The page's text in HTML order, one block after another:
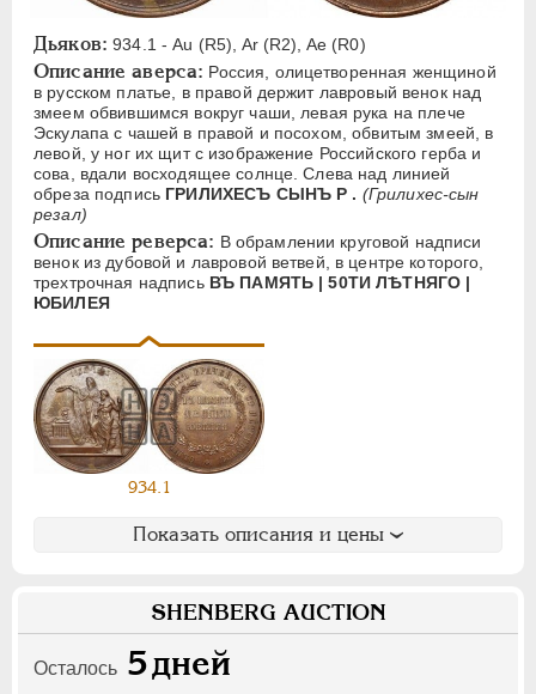
Дьяков: 934.1 - Au (R5), Ar (R2), Ae (R0)
Описание аверса: Россия, олицетворенная женщиной
в русском платье, в правой держит лавровый венок над
змеем обвившимся вокруг чаши, левая рука на плече
Эскулапа с чашей в правой и посохом, обвитым змеей, в
левой, у ног их щит с изображение Российского герба и
сова, вдали восходящее солнце. Слева над линией
обреза подпись ГРИЛИХЕСЪ СЫНЪ Р . (Грилихес-сын
резал)
Описание реверса: В обрамлении круговой надписи
венок из дубовой и лавровой ветвей, в центре которого,
трехтрочная надпись ВЪ ПАМЯТЬ | 50ТИ ЛѢТНЯГО |
ЮБИЛЕЯ
934.1
Показать описания и цены
SHENBERG AUCTION
Осталось 5дней
Латинская надпись
A C E F H I J K
M
R S T V W X Z
Русская надпись
А Б И
Л
М Н О П Р С Т
У
Ф
Х Э
2 7
НИКОЛАЙ II 1894-1917
СЕРИИ МЕДАЛЕЙ